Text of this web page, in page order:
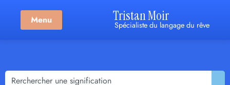
Menu Tristan Moir
Spécialiste du langage du rêve